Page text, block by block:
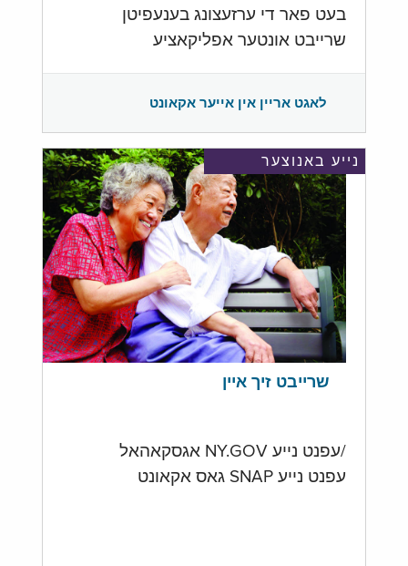
בעט פאר די ערזעצונג בענעפיטן
שרייבט אונטער אפליקאציע
לאגט אריין אין אייער אקאונט
נייע באנוצער
שרייבט זיך איין
/עפנט נייע NY.GOV אגסקאהאל
עפנט נייע SNAP גאס אקאונט